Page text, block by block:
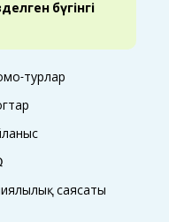
бүгінгі
турлар
саясаты